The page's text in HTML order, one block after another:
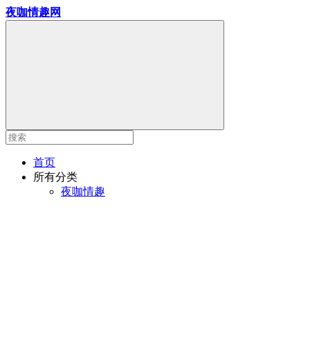
夜咖情趣网
首页
所有分类
夜咖情趣